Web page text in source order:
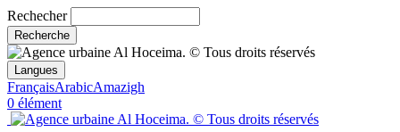
Rechecher
Langues
FrançaisArabicAmazigh
0 élément